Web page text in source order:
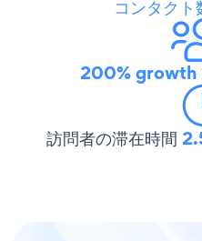
コンタク
200% growth
訪問者の滞在時間